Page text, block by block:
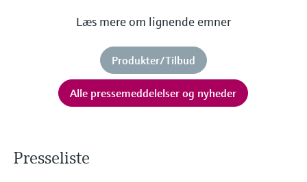
Læs mere om lignende emner
Produkter/Tilbud
Alle pressemeddelelser og nyheder
Presseliste